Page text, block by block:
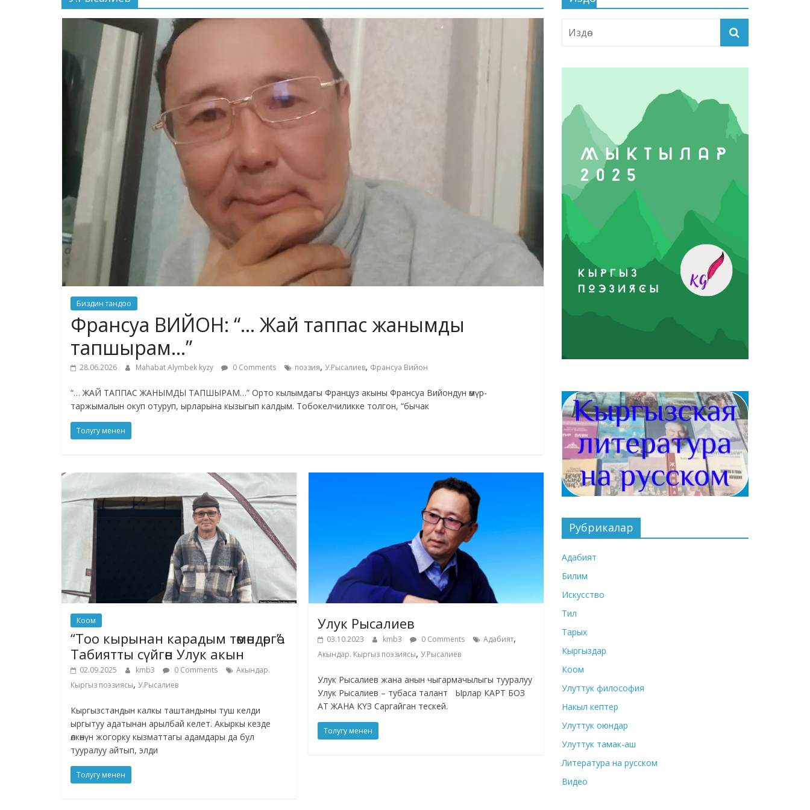
Биздин тандоо
Франсуа ВИЙОН: “… Жай таппас жанымды
тапшырам…”
28.06.2026 Mahabat Alymbek kyzy 0 Comments поэзия, У.Рысалиев, Франсуа Вийон
“… ЖАЙ ТАППАС ЖАНЫМДЫ ТАПШЫРАМ…” Орто кылымдагы Француз акыны Франсуа Вийондун өмүр-
таржымалын окуп отуруп, ырларына кызыгып калдым. Тобокелчиликке толгон, “бычак
Толугу менен
Коом
“Тоо кырынан карадым төмөндөргө”.
Табиятты сүйгөн Улук акын
02.09.2025 kmb3 0 Comments
Акындар.
Кыргыз поэзиясы, У.Рысалиев
Кыргызстандын калкы таштандыны туш келди
ыргытуу адатынан арылбай келет. Акыркы кезде
өлкөнүн жогорку кызматтагы адамдары да бул
тууралуу айтып, элди
Толугу менен
Улук Рысалиев
03.10.2023 kmb3 0 Comments Адабият,
Акындар. Кыргыз поэзиясы, У.Рысалиев
Улук Рысалиев жана анын чыгармачылыгы тууралуу
Улук Рысалиев – тубаса талант Ырлар КАРТ БОЗ
АТ ЖАНА КҮЗ Саргайган тескей.
Толугу менен
Рубрикалар
Адабият
Билим
Искусство
Тил
Тарых
Кыргыздар
Коом
Улуттук философия
Накыл кептер
Улуттук оюндар
Улуттук тамак-аш
Литература на русском
Видео